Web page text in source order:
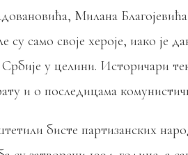
Милана
су само своје хероје, иако је
у целини. Историчари
и о последицама
бисте партизанских